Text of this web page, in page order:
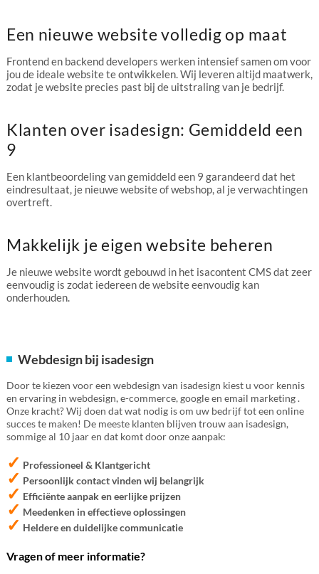
Een nieuwe website volledig op maat
Frontend en backend developers werken intensief samen om voor
jou de ideale website te ontwikkelen. Wij leveren altijd maatwerk,
zodat je website precies past bij de uitstraling van je bedrijf.
Klanten over isadesign: Gemiddeld een
9
Een klantbeoordeling van gemiddeld een 9 garandeerd dat het
eindresultaat, je nieuwe website of webshop, al je verwachtingen
overtreft.
Makkelijk je eigen website beheren
Je nieuwe website wordt gebouwd in het isacontent CMS dat zeer
eenvoudig is zodat iedereen de website eenvoudig kan
onderhouden.
Webdesign bij isadesign
Door te kiezen voor een webdesign van isadesign kiest u voor kennis
en ervaring in webdesign, e-commerce, google en email marketing .
Onze kracht? Wij doen dat wat nodig is om uw bedrijf tot een online
succes te maken! De meeste klanten blijven trouw aan isadesign,
sommige al 10 jaar en dat komt door onze aanpak:
✓ Professioneel & Klantgericht
✓ Persoonlijk contact vinden wij belangrijk
✓ Efficiënte aanpak en eerlijke prijzen
✓ Meedenken in effectieve oplossingen
✓ Heldere en duidelijke communicatie
Vragen of meer informatie?